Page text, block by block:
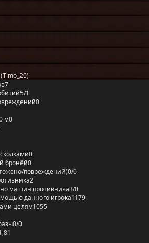
7
5/1
0
м0
0
бронёй0
повреждений)0/0
2
машин противника3/0
данного игрока1179
целям1055
0/0